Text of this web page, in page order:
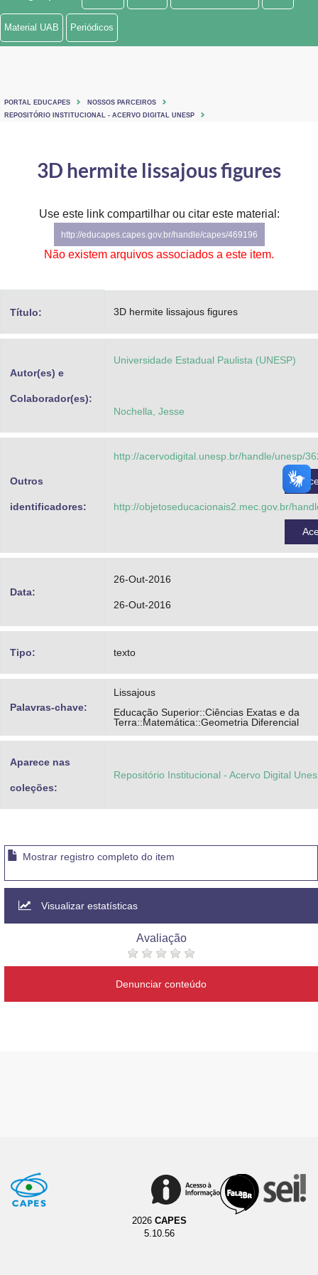
Ministério de Minas e Energia
Ministério do Turismo
Controladoria-Geral da União
Advocacia-Geral da União
Planalto
Material UAB Periódicos
PORTAL EDUCAPES
NOSSOS PARCEIROS
REPOSITÓRIO INSTITUCIONAL - ACERVO DIGITAL UNESP
3D hermite lissajous figures
Use este link compartilhar ou citar este material:
http://educapes.capes.gov.br/handle/capes/469196
Não existem arquivos associados a este item.
Título: 3D hermite lissajous figures
Autor(es) e
Colaborador(es):
Universidade Estadual Paulista (UNESP)
Nochella, Jesse
Outros
identificadores:
http://acervodigital.unesp.br/handle/unesp/
http://objetoseducacionais2.mec.gov.br/
Data:
26-Out-2016
26-Out-2016
Tipo: texto
Palavras-chave:
Lissajous
Educação Superior::Ciências Exatas e da
Terra::Matemática::Geometria Diferencial
Aparece nas
coleções:
Repositório Institucional - Acervo Digital
Mostrar registro completo do item
Visualizar estatísticas
Avaliação
Denunciar conteúdo
2026 CAPES
5.10.56